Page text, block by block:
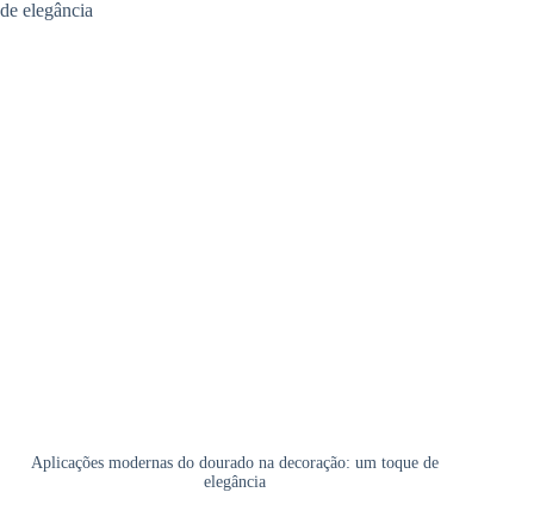
Aplicações modernas do dourado na decoração: um toque de
elegância